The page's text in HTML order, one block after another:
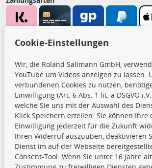
CARAT Gruppe
Folge uns
Cookie-Einstellungen
Wir, die Roland Sallmann GmbH,
YouTube um Videos anzeigen zu lassen.
verbundenen Cookies zu nutzen,
Einwilligung (Art. 6 Abs. 1 lit. a DSGVO
welche Sie uns mit der Auswahl des
Klick Speichern erteilen. Sie können Ihre
Einwilligung jederzeit für die Zukunft
Ihren Widerruf auszuüben, deaktivieren
Dienst im auf der Webseite
Consent-Tool. Wenn Sie unter 16 Jahre